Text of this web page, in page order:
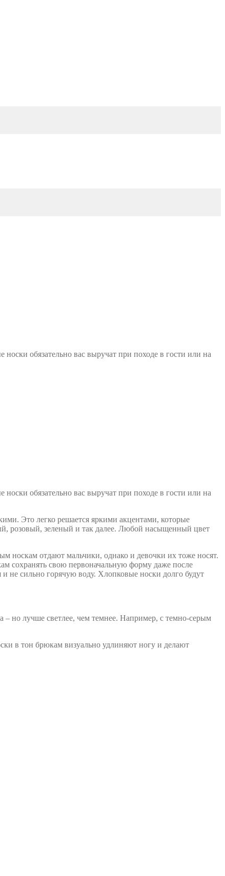
обязательно вас выручат при походе в гости или на
обязательно вас выручат при походе в гости или на
Это легко решается яркими акцентами, которые
розовый, зеленый и так далее. Любой насыщенный цвет
носкам отдают мальчики, однако и девочки их тоже носят.
сохранять свою первоначальную форму даже после
не сильно горячую воду. Хлопковые носки долго будут
– но лучше светлее, чем темнее. Например, с темно-серым
в тон брюкам визуально удлиняют ногу и делают